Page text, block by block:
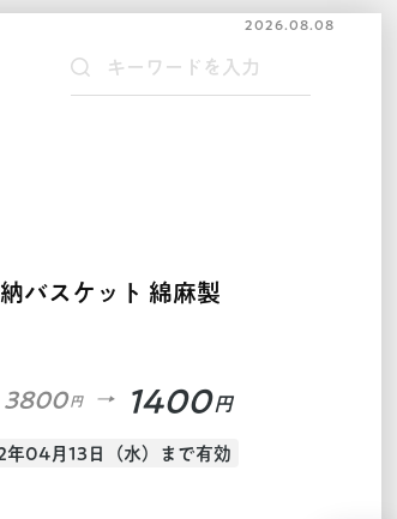
2026.08.08
バスケット 綿麻製
3800 円 1400 円
04月13日（水）まで有効